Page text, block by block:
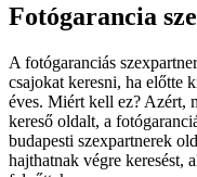
Fotógarancia
A fotógaranciás
csajokat keresni, ha előtte
éves. Miért kell ez? Azért,
kereső oldalt, a
budapesti szexpartnerek
hajthatnak végre keresést,